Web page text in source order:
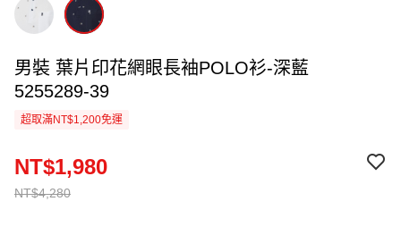
男裝 葉片印花網眼長袖POLO衫-深藍
5255289-39
超取滿NT$1,200免運
NT$4,280
NT$1,980